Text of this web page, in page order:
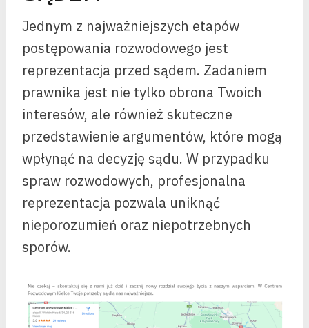
Jednym z najważniejszych etapów
postępowania rozwodowego jest
reprezentacja przed sądem. Zadaniem
prawnika jest nie tylko obrona Twoich
interesów, ale również skuteczne
przedstawienie argumentów, które mogą
wpłynąć na decyzję sądu. W przypadku
spraw rozwodowych, profesjonalna
reprezentacja pozwala uniknąć
nieporozumień oraz niepotrzebnych
sporów.